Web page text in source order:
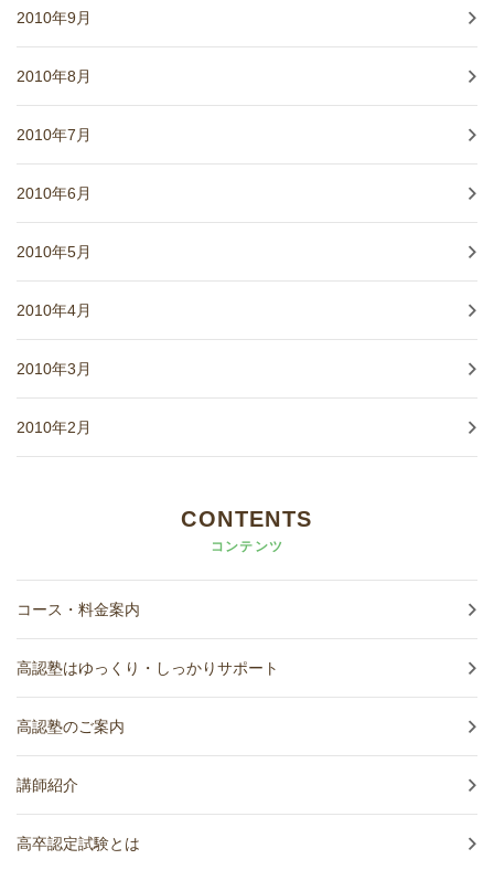
2010年9月
2010年8月
2010年7月
2010年6月
2010年5月
2010年4月
2010年3月
2010年2月
CONTENTS
コンテンツ
コース・料金案内
高認塾はゆっくり・しっかりサポート
高認塾のご案内
講師紹介
高卒認定試験とは